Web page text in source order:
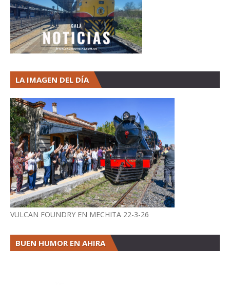
LA IMAGEN DEL DÍA
VULCAN FOUNDRY EN MECHITA 22-3-26
BUEN HUMOR EN AHIRA